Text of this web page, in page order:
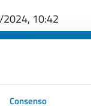
Consenso
10:42